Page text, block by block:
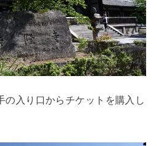
の入り口からチケットを購入し